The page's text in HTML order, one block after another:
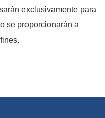
exclusivamente para
se proporcionarán a